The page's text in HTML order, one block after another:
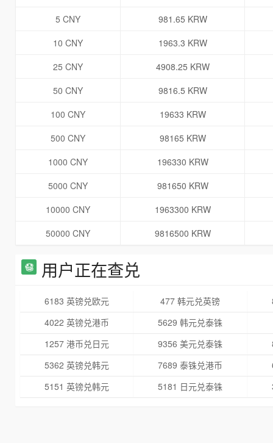
5 CNY
981.65 KRW
10 CNY
1963.3 KRW
25 CNY
4908.25 KRW
50 CNY
9816.5 KRW
100 CNY
19633 KRW
500 CNY
98165 KRW
1000 CNY
196330 KRW
5000 CNY
981650 KRW
10000 CNY
1963300 KRW
50000 CNY
9816500 KRW
用户正在查兑
6183 英镑兑欧元 477 韩元兑英镑
4022 英镑兑港币
5629 韩元兑泰铢
1257 港币兑日元
9356 美元兑泰铢
5362 英镑兑韩元
7689 泰铢兑港币
5151 英镑兑韩元
5181 日元兑泰铢